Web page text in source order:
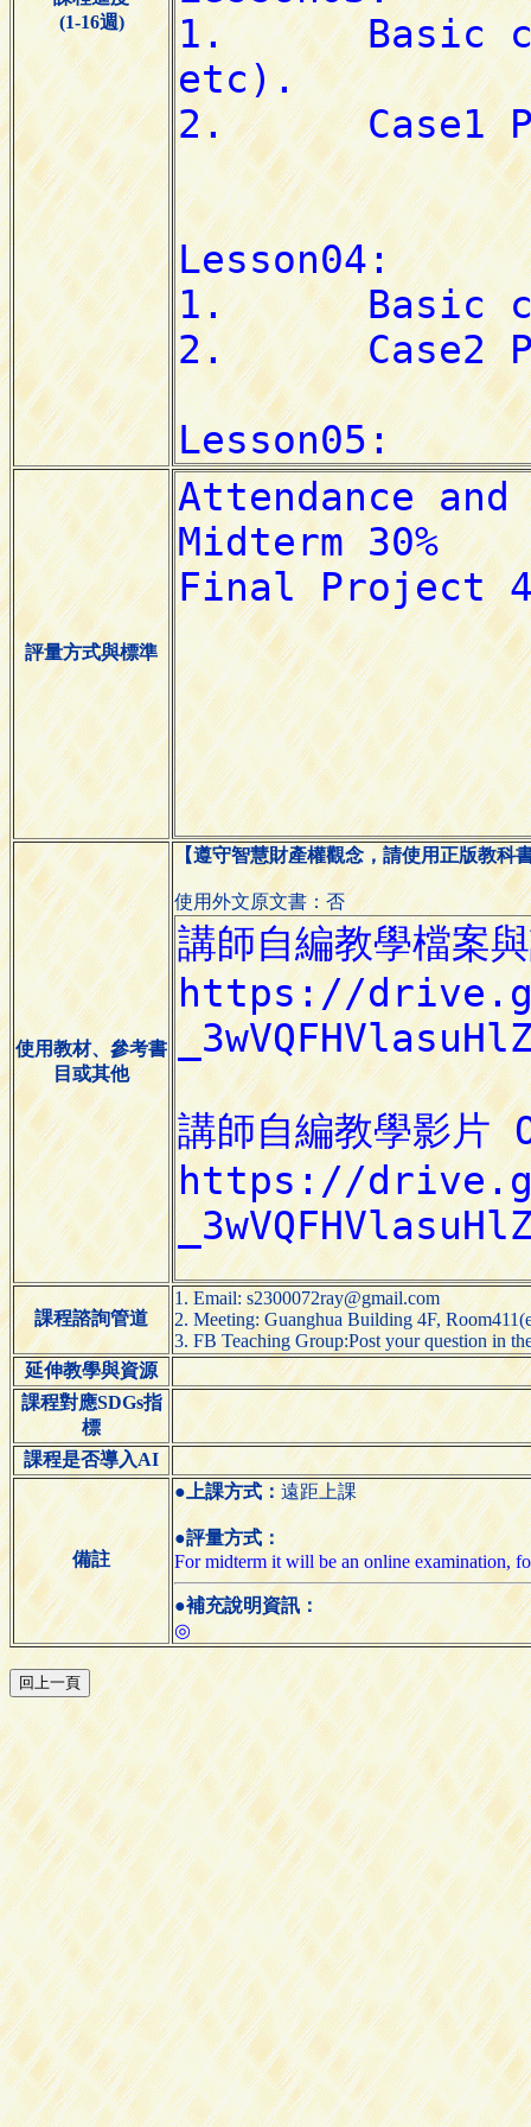
(1-16週)
評量方式與標準
使用教材、參考書
目或其他
【遵守智慧財產權觀念，請使用正版教科
使用外文原文書：否
課程諮詢管道
1. Email: s2300072ray@gmail.com
2. Meeting: Guanghua Building 4F,
3. FB Teaching Group:Post your question in
延伸教學與資源
課程對應SDGs指
標
課程是否導入AI
備註
●上課方式：遠距上課
●評量方式：
For midterm it will be an online examination,
●補充說明資訊：
◎